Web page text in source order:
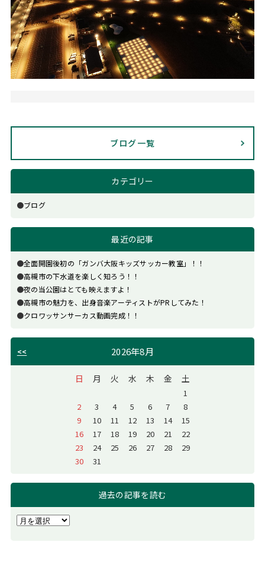
ブログ一覧
カテゴリー
ブログ
最近の記事
全面開園後初の「ガンバ大阪キッズサッカー教室」！！
高槻市の下水道を楽しく知ろう！！
夜の当公園はとても映えますよ！
高槻市の魅力を、出身音楽アーティストがPRしてみた！
クロワッサンサーカス動画完成！！
<< 2026年8月
日 月 火 水 木 金 土
1
2
3 4 5 6 7
8
9
10 11 12 13 14
15
16
17 18 19 20 21
22
23
24 25 26 27 28
29
30
31
過去の記事を読む